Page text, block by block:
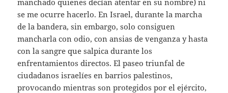
se me ocurre hacerlo. En Israel, durante la marcha
de la bandera, sin embargo, solo consiguen
mancharla con odio, con ansias de venganza y hasta
con la sangre que salpica durante los
enfrentamientos directos. El paseo triunfal de
ciudadanos israelíes en barrios palestinos,
provocando mientras son protegidos por el ejército,